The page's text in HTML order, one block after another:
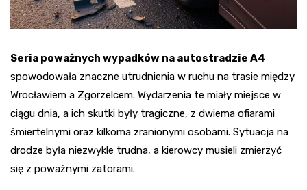
Seria poważnych wypadków na autostradzie A4
spowodowała znaczne utrudnienia w ruchu na trasie między
Wrocławiem a Zgorzelcem. Wydarzenia te miały miejsce w
ciągu dnia, a ich skutki były tragiczne, z dwiema ofiarami
śmiertelnymi oraz kilkoma zranionymi osobami. Sytuacja na
drodze była niezwykle trudna, a kierowcy musieli zmierzyć
się z poważnymi zatorami.